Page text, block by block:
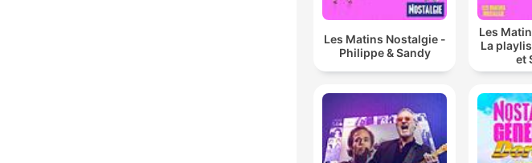
Les Matins Nostalgie -
Philippe & Sandy
Les
La
et